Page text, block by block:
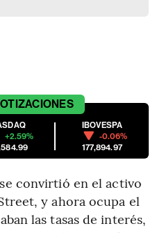
+2.59%
IBOVESPA
-0.06%
177,894.97
convirtió en el activo
y ahora ocupa el
las tasas de interés,